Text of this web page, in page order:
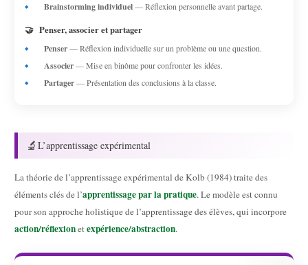
Brainstorming individuel— Réflexion personnelle avant partage.
🤝 Penser, associer et partager
Penser— Réflexion individuelle sur un problème ou une question.
Associer— Mise en binôme pour confronter les idées.
Partager— Présentation des conclusions à la classe.
🔬L’apprentissage expérimental
La théorie de l’apprentissage expérimental de Kolb (1984) traite des
éléments clés de l’apprentissage par la pratique. Le modèle est connu
pour son approche holistique de l’apprentissage des élèves, qui incorpore
action/réflexionetexpérience/abstraction.